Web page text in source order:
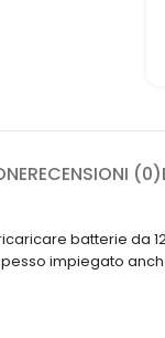
RECENSIONI (0)
batterie
impiegato